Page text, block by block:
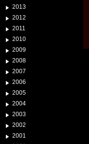
2013
2012
2011
2010
2009
2008
2007
2006
2005
2004
2003
2002
2001